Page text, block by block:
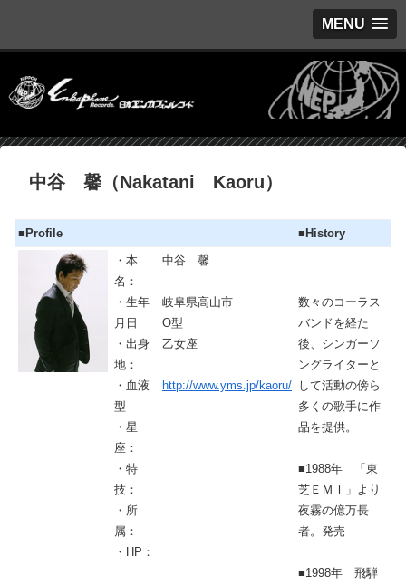
MENU
中谷 馨（Nakatani Kaoru）
■Profile
■History
・本
名：
・生年
月日
・出身
地：
・血液
型
・星
座：
・特
技：
・所
属：
・HP：
中谷 馨
岐阜県高山市
O型
乙女座
http://www.yms.jp/kaoru/
数々のコーラス
バンドを経た
後、シンガーソ
ングライターと
して活動の傍ら
多くの歌手に作
品を提供。
■1988年 「東
芝ＥＭＩ」より
夜霧の億万長
者。発売
■1998年 飛騨